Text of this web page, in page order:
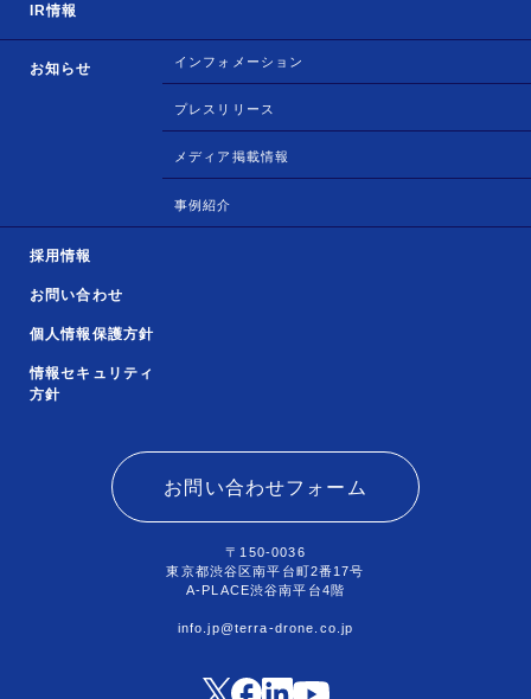
IR情報
お知らせ インフォメーション
プレスリリース
メディア掲載情報
事例紹介
採用情報
お問い合わせ
個人情報保護方針
情報セキュリティ
方針
お問い合わせフォーム
〒150-0036
東京都渋谷区南平台町2番17号
A-PLACE渋谷南平台4階
info.jp@terra-drone.co.jp